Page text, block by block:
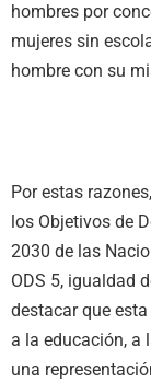
hombres por
mujeres sin
hombre con su
Por estas
los Objetivos de
2030 de las
ODS 5, igualdad
destacar que
a la educación, a
una